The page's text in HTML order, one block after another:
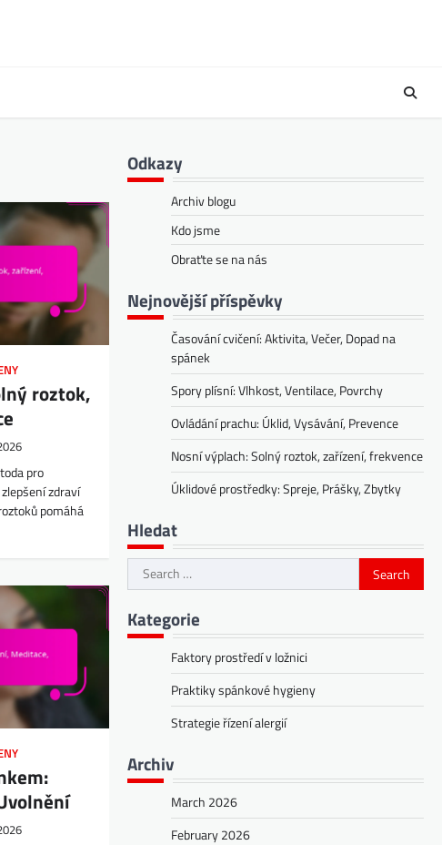
roztok,
pro
zdraví
pomáhá
Odkazy
Archiv blogu
Kdo jsme
Obraťte se na nás
Nejnovější příspěvky
Časování cvičení: Aktivita, Večer, Dopad na
spánek
Spory plísní: Vlhkost, Ventilace, Povrchy
Ovládání prachu: Úklid, Vysávání, Prevence
Nosní výplach: Solný roztok, zařízení, frekvence
Úklidové prostředky: Spreje, Prášky, Zbytky
Hledat
Search
for:
Kategorie
Faktory prostředí v ložnici
Praktiky spánkové hygieny
Strategie řízení alergií
Archiv
March 2026
February 2026